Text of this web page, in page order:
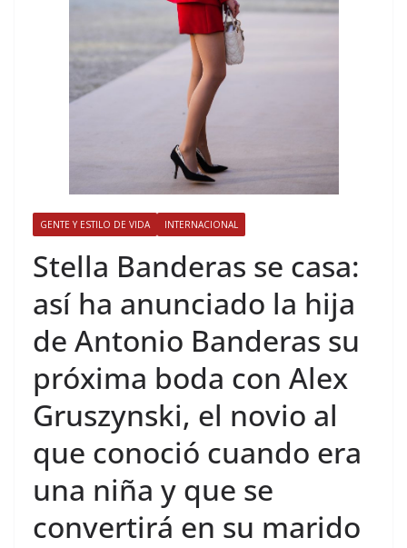
GENTE Y ESTILO DE VIDA INTERNACIONAL
​Stella Banderas se casa:
así ha anunciado la hija
de Antonio Banderas su
próxima boda con Alex
Gruszynski, el novio al
que conoció cuando era
una niña y que se
convertirá en su marido